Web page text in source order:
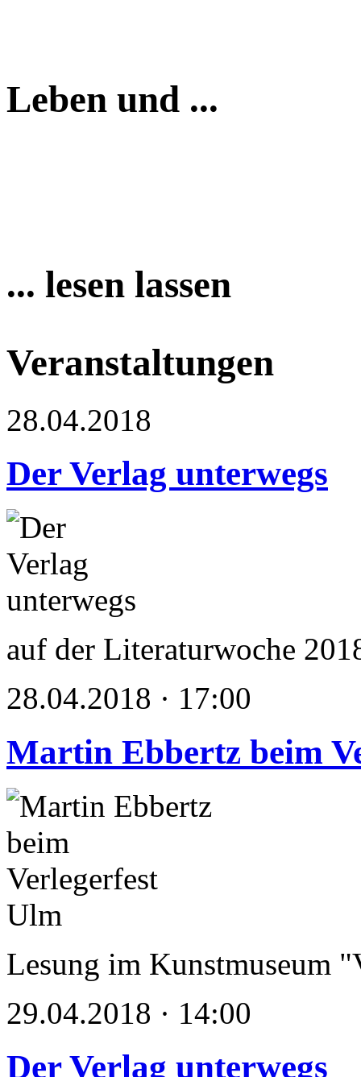
Leben und ...
... lesen lassen
Veranstaltungen
28.04.2018
Der Verlag unterwegs
auf der Literaturwoche
28.04.2018 · 17:00
Martin Ebbertz beim
Lesung im Kunstmuseum
29.04.2018 · 14:00
Der Verlag unterwegs